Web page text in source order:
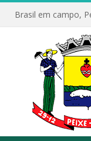
Brasil em campo,